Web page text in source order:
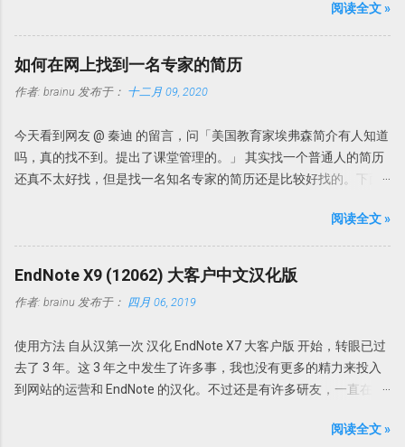
重命名：PDF Auto Renaming Options 以前通过File-Import-File或
Fold功能导入的文献或者通过File Attachments添加的附件，PDF文
件名都以原始名称。这样做的坏外有很多，因为很多下载的文章名
称都是一些无意义的名字，如数字和字母的组合。在Endnote存档
串数字和字母下面的文献是什么内容。需要一个个的打开看看才知
道。 此处Endnote X7升级更新了可以自动重命名功能：PDF Auto
Renaming Options。可以根据设定的规则自动重命名新添加的PDF
命名方式。可以根据自己的喜好选择重命名方式，如上Author +
前导入的PDF无效。 PDF导入自动分组：PDF Import &...
参考文献，然后选择保留哪一个。 3、如果选择「Cancel」，可以
回到EndNote，一次性删除重复的参考文献。 EndNote如何判定参
考文献是否重复？此时需要设置一下。 依次选择「Edit」
→「Preferences」→「Duplicates」 一般来讲，如果两篇文献的作
者，发表年代，以及题目一样即可认为是一样的参考文献。因此，
重 其实我们完全可以把去重完全自动化。 依次打开Edit」
→「Preferences」→「Duplicates」，选择「Atuomatically
discard duplicates」打勾，这样， EndNote 在查询文献或者导入文
阅读全文 »
如何在网上找到一名专家的简历
作者: brainu 发布于： 十二月 09, 2020
今天看到网友 @ 秦迪 的留言，问「美国教育家埃弗森简介有人知道
吗，真的找不到。提出了课堂管理的。」 其实找一个普通人的简历
还真不太好找，但是找一名知名专家的简历还是比较好找的。下面
息。 名字叫埃弗森，但也可能翻译错误，因为我们知道美国有个知
名篮球明星就叫「艾弗森」。所以在不知道原来英文名字的情况
下，我们暂且认为这个专家就叫埃弗森吧。 关键词：美国教育学家
提出了一个理论或者研究对象是课堂管理的。 现在我们就知道这三
点。如果我想找某个人，可能所知道的线索可能比这还要多。 下面
bing，因为bing中文就是中文，英文就是英文。我们需要借助伟大
的Google同学。 在google里输入关键词「美国教育家埃弗森 课堂管
理」搜搜看。出来的结果如下 从这个搜索结果中我们可以推测到，
的课堂——小学教师的课堂管理」，其他有用的信息较少。这本书还
阅读全文 »
EndNote X9 (12062) 大客户中文汉化版
作者: brainu 发布于： 四月 06, 2019
使用方法 自从汉第一次 汉化 EndNote X7 大客户版 开始，转眼已过
去了 3 年。这 3 年之中发生了许多事，我也没有更多的精力来投入
到网站的运营和 EndNote 的汉化。不过还是有许多研友，一直在关
此，抽空汉化了 EndNote X9 Bld 12062 大客户版。不过悲催的是，
阅读全文 »